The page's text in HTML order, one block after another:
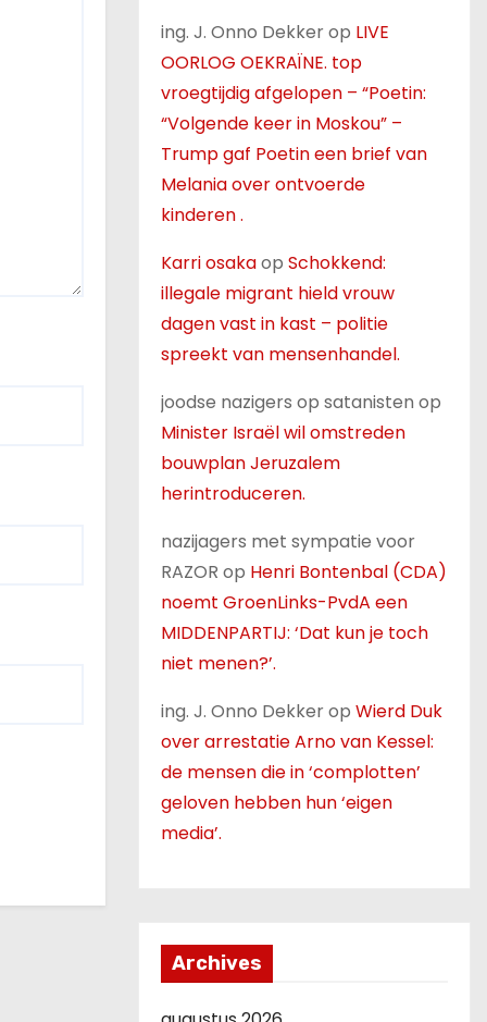
ing. J. Onno Dekkerop LIVE
OORLOG OEKRAÏNE. top
vroegtijdig afgelopen – “Poetin:
“Volgende keer in Moskou” –
Trump gaf Poetin een brief van
Melania over ontvoerde
kinderen .
Karri osakaop Schokkend:
illegale migrant hield vrouw
dagen vast in kast – politie
spreekt van mensenhandel.
joodse nazigers op satanisten op
Minister Israël wil omstreden
bouwplan Jeruzalem
herintroduceren.
nazijagers met sympatie voor
RAZOR op Henri Bontenbal (CDA)
noemt GroenLinks-PvdA een
MIDDENPARTIJ: ‘Dat kun je toch
niet menen?’.
ing. J. Onno Dekkerop Wierd Duk
over arrestatie Arno van Kessel:
de mensen die in ‘complotten’
geloven hebben hun ‘eigen
media’.
Archives